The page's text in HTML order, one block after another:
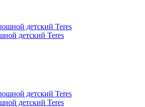
детский Teres
детский Teres